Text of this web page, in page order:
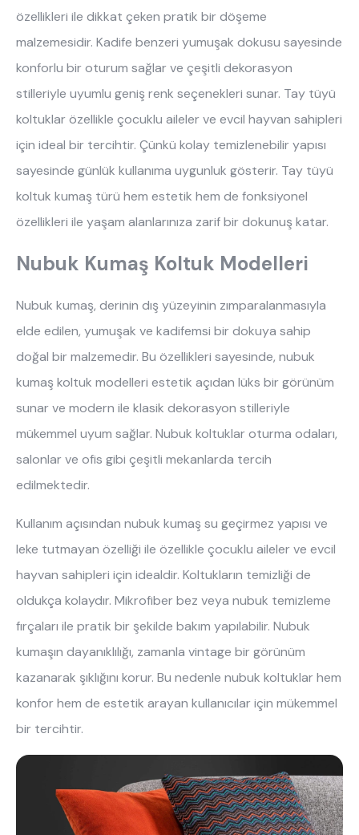
özellikleri ile dikkat çeken pratik bir döşeme
malzemesidir. Kadife benzeri yumuşak dokusu sayesinde
konforlu bir oturum sağlar ve çeşitli dekorasyon
stilleriyle uyumlu geniş renk seçenekleri sunar. Tay tüyü
koltuklar özellikle çocuklu aileler ve evcil hayvan sahipleri
için ideal bir tercihtir. Çünkü kolay temizlenebilir yapısı
sayesinde günlük kullanıma uygunluk gösterir. Tay tüyü
koltuk kumaş türü hem estetik hem de fonksiyonel
özellikleri ile yaşam alanlarınıza zarif bir dokunuş katar.
Nubuk Kumaş Koltuk Modelleri
Nubuk kumaş, derinin dış yüzeyinin zımparalanmasıyla
elde edilen, yumuşak ve kadifemsi bir dokuya sahip
doğal bir malzemedir. Bu özellikleri sayesinde, nubuk
kumaş koltuk modelleri estetik açıdan lüks bir görünüm
sunar ve modern ile klasik dekorasyon stilleriyle
mükemmel uyum sağlar. Nubuk koltuklar oturma odaları,
salonlar ve ofis gibi çeşitli mekanlarda tercih
edilmektedir.
Kullanım açısından nubuk kumaş su geçirmez yapısı ve
leke tutmayan özelliği ile özellikle çocuklu aileler ve evcil
hayvan sahipleri için idealdir. Koltukların temizliği de
oldukça kolaydır. Mikrofiber bez veya nubuk temizleme
fırçaları ile pratik bir şekilde bakım yapılabilir. Nubuk
kumaşın dayanıklılığı, zamanla vintage bir görünüm
kazanarak şıklığını korur. Bu nedenle nubuk koltuklar hem
konfor hem de estetik arayan kullanıcılar için mükemmel
bir tercihtir.